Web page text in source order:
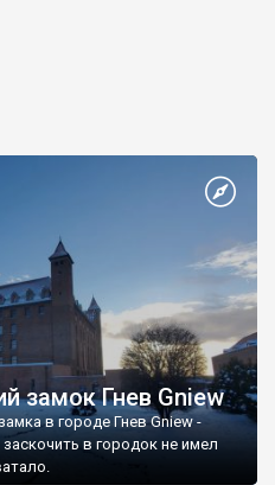
замок Гнев Gniew
в городе Гнев Gniew -
в городок не имел